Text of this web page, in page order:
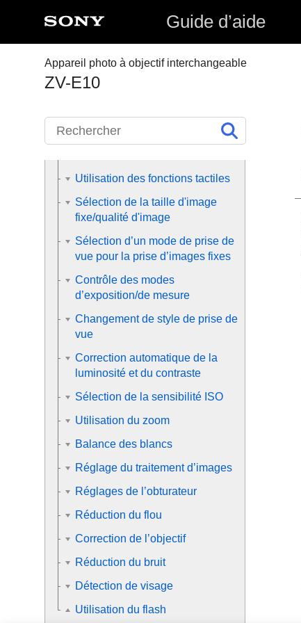
Guide d’aide
Appareil photo à objectif interchangeable
ZV-E10
Mise au point automatique
Sélection de l'entraînement
(prise de vue en
continu/retardateur)
Réalisation d'un autoportrait en
observant l'écran
Utilisation des fonctions tactiles
Sélection de la taille d'image
fixe/qualité d'image
Sélection d’un mode de prise de
vue pour la prise d’images fixes
Contrôle des modes
d’exposition/de mesure
Changement de style de prise de
vue
Correction automatique de la
luminosité et du contraste
Sélection de la sensibilité ISO
Utilisation du zoom
Balance des blancs
Réglage du traitement d’images
Réglages de l’obturateur
Réduction du flou
Correction de l’objectif
Réduction du bruit
Détection de visage
Utilisation du flash